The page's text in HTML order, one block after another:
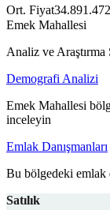
Ort. Fiyat
Emek Mahallesi
Analiz ve Araştırma
Demografi Analizi
Emek Mahallesi
inceleyin
Emlak Danışmanları
Bu bölgedeki emlak
Satılık